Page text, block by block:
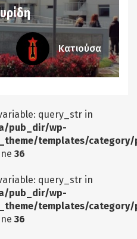
Κατιούσα
query_str in
pub_dir/wp-
templates/
36
query_str in
pub_dir/wp-
templates/
36